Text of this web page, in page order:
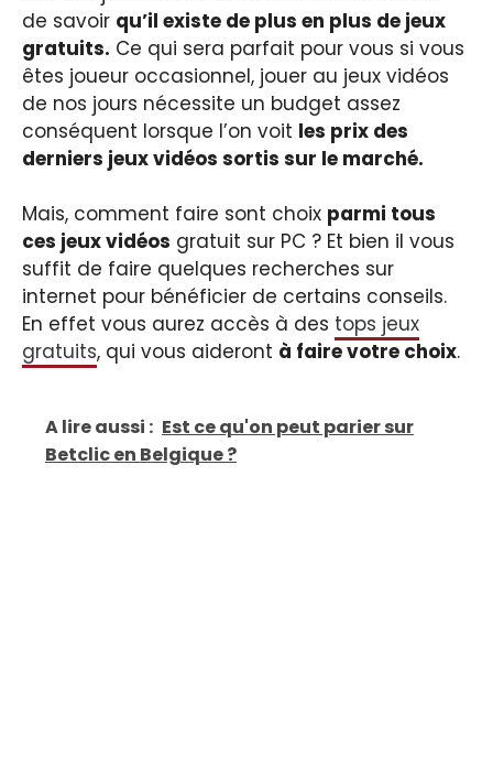
de savoir qu’il existe de plus en plus de jeux
gratuits. Ce qui sera parfait pour vous si vous
êtes joueur occasionnel, jouer au jeux vidéos
de nos jours nécessite un budget assez
conséquent lorsque l’on voit les prix des
derniers jeux vidéos sortis sur le marché.
Mais, comment faire sont choix parmi tous
ces jeux vidéos gratuit sur PC ? Et bien il vous
suffit de faire quelques recherches sur
internet pour bénéficier de certains conseils.
En effet vous aurez accès à des tops jeux
gratuits, qui vous aideront à faire votre choix.
A lire aussi : Est ce qu'on peut parier sur
Betclic en Belgique ?